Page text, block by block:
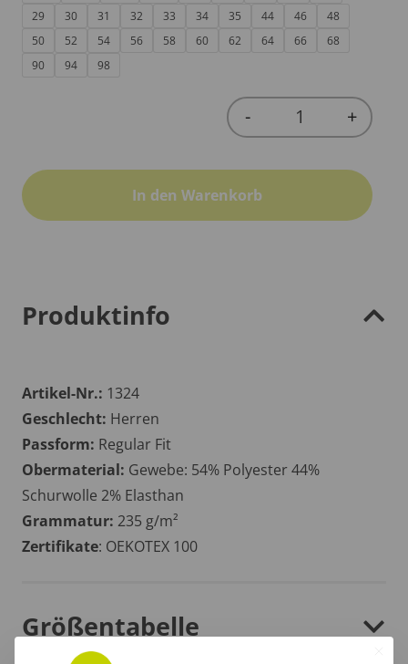
29
30 31 32 33 34 35 44 46
48
50
52 54 56 58 60 62 64 66
68
90
94 98
Quantity
- +
In den Warenkorb
Produktinfo
Artikel-Nr.: 1324
Geschlecht: Herren
Passform: Regular Fit
Obermaterial: Gewebe: 54% Polyester 44%
Schurwolle 2% Elasthan
Grammatur: 235 g/m²
Zertifikate: OEKOTEX 100
Größentabelle